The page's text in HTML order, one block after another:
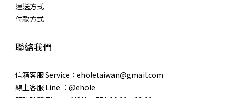
運送方式
付款方式
聯絡我們
信箱客服 Service：eholetaiwan@gmail.com
線上客服 Line ：@ehole